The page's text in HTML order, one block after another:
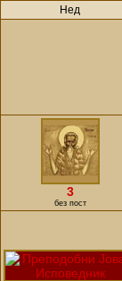
Нед
3
без пост